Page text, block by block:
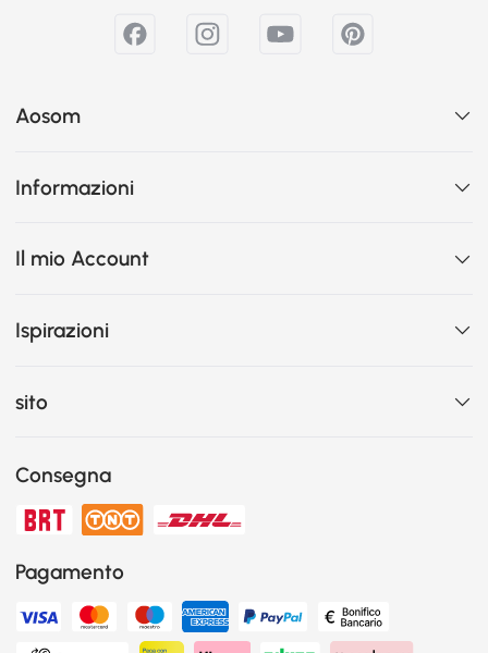
Aosom
Informazioni
Il mio Account
Ispirazioni
sito
Consegna
Pagamento